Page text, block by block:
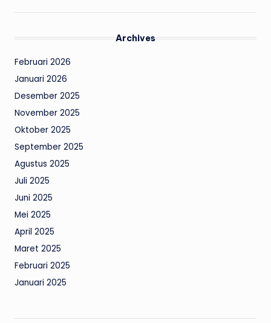
Archives
Februari 2026
Januari 2026
Desember 2025
November 2025
Oktober 2025
September 2025
Agustus 2025
Juli 2025
Juni 2025
Mei 2025
April 2025
Maret 2025
Februari 2025
Januari 2025